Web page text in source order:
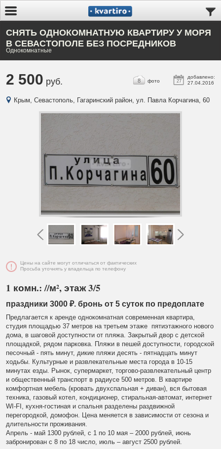
СНЯТЬ ОДНОКОМНАТНУЮ КВАРТИРУ У МОРЯ
В СЕВАСТОПОЛЕ БЕЗ ПОСРЕДНИКОВ
Однокомнатные
2 500 руб. 27
добавлено:
27.04.2016
8 фото
Крым, Севастополь, Гагаринский район, ул. Павла Корчагина, 60
Цены на сайте могут отличаться от фактических
Просьба уточнять у владельца по телефону
1 комн.: //м², этаж 3/5
праздники 3000 ₽. бронь от 5 суток по предоплате
Предлагается к аренде однокомнатная современная квартира,
студия площадью 37 метров на третьем этаже пятиэтажного нового
дома, в шаговой доступности от пляжа. Закрытый двор с детской
площадкой, рядом парковка. Пляжи в пешей доступности, городской
песочный - пять минут, дикие пляжи десять - пятнадцать минут
ходьбы. Культурные и развлекательные места города в 10-15
минутах езды. Рынок, супермаркет, торгово-развлекательный центр
и общественный транспорт в радиусе 500 метров. В квартире
комфортная мебель (кровать двухспальная + диван), вся бытовая
техника, газовый котел, кондиционер, стиральная-автомат, интернет
WI-FI, кухня-гостиная и спальня разделены раздвижной
перегородкой, домофон. Цена меняется в зависимости от сезона и
длительности проживания.
Апрель - май 1300 рублей, с 1 по 10 мая – 2000 рублей, июнь
забронирован с 8 по 18 число, июль – август 2500 рублей.